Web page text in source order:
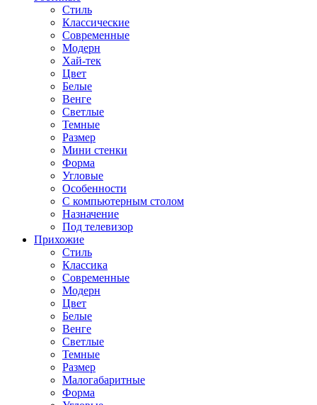
Стиль
Классические
Современные
Модерн
Хай-тек
Цвет
Белые
Венге
Светлые
Темные
Размер
Мини стенки
Форма
Угловые
Особенности
С компьютерным столом
Назначение
Под телевизор
Прихожие
Стиль
Классика
Современные
Модерн
Цвет
Белые
Венге
Светлые
Темные
Размер
Малогабаритные
Форма